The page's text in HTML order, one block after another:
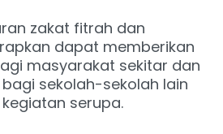
zakat fitrah dan
dapat memberikan
masyarakat sekitar dan
sekolah-sekolah lain
serupa.